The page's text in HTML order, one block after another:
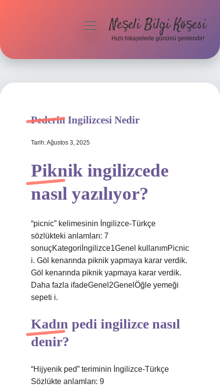
Hakkımızda
menüyüNeşeli Bilgi Köşesi
Hızlı hikayelerle gününü şenlendir!
Pederin Ingilizcesi Nedir
Tarih: Ağustos 3, 2025
Piknik ingilizcede
nasıl yazılıyor?
“picnic” kelimesinin İngilizce-Türkçe
sözlükteki anlamları: 7
sonuçKategoriİngilizce1Genel kullanımPicnic
i. Göl kenarında piknik yapmaya karar verdik.
Göl kenarında piknik yapmaya karar verdik.
Daha fazla ifadeGenel2GenelÖğle yemeği
sepeti i.
Kadın pedi ingilizce nasıl
denir?
“Hijyenik ped” teriminin İngilizce-Türkçe
Sözlükte anlamları: 9